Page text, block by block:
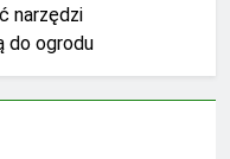
narzędzi
do ogrodu